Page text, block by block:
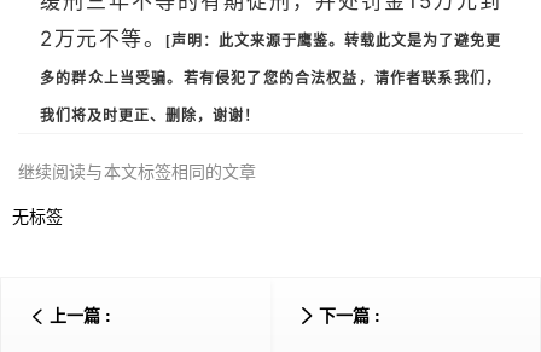
2万元不等。
[声明： 此文来源于鹰鉴。 转载此文是为了避免更
多的群众上当受骗。若有侵犯了您的合法权益，请作者联系我们，
我们将及时更正、删除，谢谢！
继续阅读与本文标签相同的文章
无标签
上一篇 : 下一篇 :